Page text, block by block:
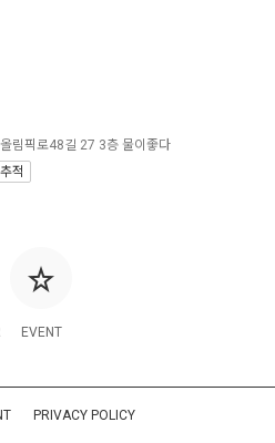
EVENT
림픽로48길 27 3층 물이좋다
적
PRIVACY POLICY